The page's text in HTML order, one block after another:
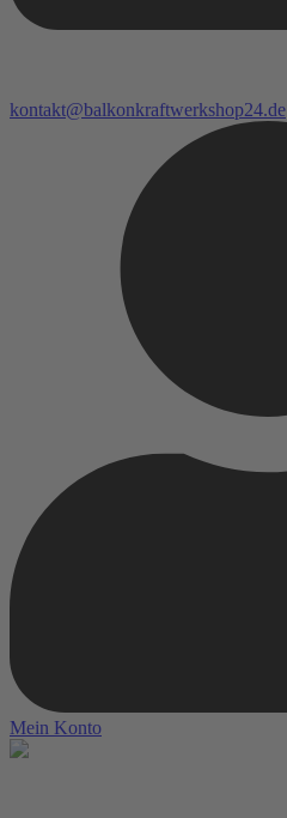
kontakt@balkonkraftwerkshop24.de
Mein Konto